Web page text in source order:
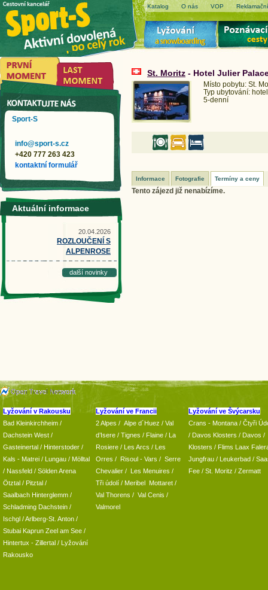
Katalog O nás VOP
St. Moritz - Hotel Julier
Místo pobytu: St.
Typ ubytování:
5-denní
Informace Fotografie Termíny a ceny
Tento zájezd již nenabízíme.
Sport-S
info@sport-s.cz
+420 777 263 423
kontaktní formulář
Aktuální informace
20.04.2026
ROZLOUČENÍ S
ALPENROSE
další novinky
Lyžování v Rakousku
Bad Kleinkirchheim /
Dachstein West /
Gasteinertal / Hinterstoder /
Kals - Matrei / Lungau / Mölltal
/ Nassfeld / Sölden Arena
Ötztal / Pitztal /
Saalbach Hinterglemm /
Schladming Dachstein /
Ischgl /Arlberg-St. Anton /
Stubai Kaprun Zeel am See /
Hintertux - Zillertal / Lyžování
Rakousko
Lyžování ve Francii
2 Alpes / Alpe d´Huez / Val
d’Isere / Tignes / Flaine / La
Rosiere / Les Arcs / Les
Orres / Risoul - Vars / Serre
Chevalier / Les Menuires /
Tři údolí / Meribel Mottaret /
Val Thorens / Val Cenis /
Valmorel
Lyžování ve Švýcarsku
Crans - Montana / Čtyři
/ Davos Klosters / Davos /
Klosters / Flims Laax
Jungfrau / Leukerbad /
Fee / St. Moritz / Zermatt